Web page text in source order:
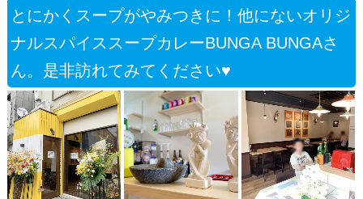
とにかくスープがやみつきに！他にないオリジ
ナルスパイススープカレーBUNGA BUNGAさ
ん。是非訪れてみてください♥